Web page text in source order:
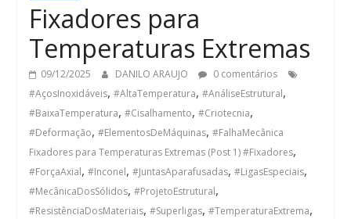
Fixadores para
Temperaturas Extremas
09/12/2025 DANILO ARAUJO
0 comentários
#AçosInoxidáveis,#AltaTemperatura,#AnáliseEstrutural,
#BaixaTemperatura,#Cisalhamento,#Criotecnia,
#Deformação,#ElementosDeMáquinas,#FalhaMecânica
Fixadores para Temperaturas Extremas (Post 1) #Fixadores,
#ForçaAxial,#Inconel,#JuntasAparafusadas,#LigasEspeciais,
#MecânicaDosSólidos,#ProjetoEstrutural,
#ResistênciaDosMateriais,#Superligas,#TemperaturaExtrema,